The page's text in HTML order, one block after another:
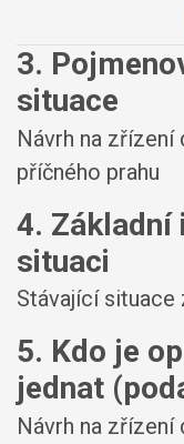
3.
situace
Návrh na
příčného prahu
4.
situaci
Stávající situace
5. Kdo je
jednat
Návrh na zřízení